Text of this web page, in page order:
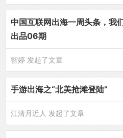
中国互联网出海一周头条，我
出品06期
智婷 发起了文章
手游出海之“北美抢滩登陆”
江清月近人 发起了文章